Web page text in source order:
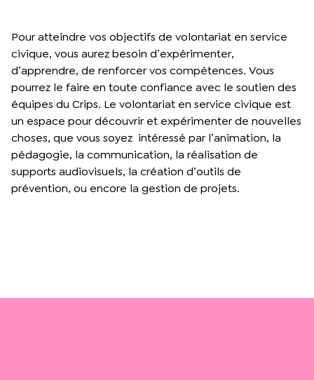
Pour atteindre vos objectifs de volontariat en service
civique, vous aurez besoin d’expérimenter,
d’apprendre, de renforcer vos compétences. Vous
pourrez le faire en toute confiance avec le soutien des
équipes du Crips. Le volontariat en service civique est
un espace pour découvrir et expérimenter de nouvelles
choses, que vous soyez intéressé par l’animation, la
pédagogie, la communication, la réalisation de
supports audiovisuels, la création d’outils de
prévention, ou encore la gestion de projets.